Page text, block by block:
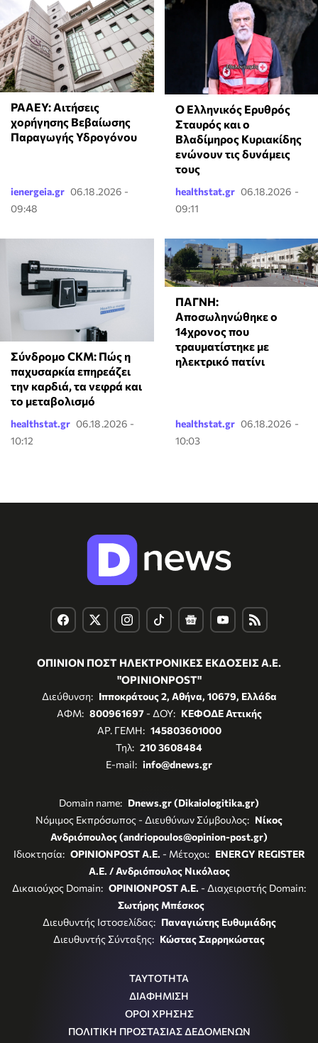
ΡΑΑΕΥ: Αιτήσεις
χορήγησης Βεβαίωσης
Παραγωγής Υδρογόνου
ienergeia.gr 06.18.2026 -
09:48
Ο Ελληνικός Ερυθρός
Σταυρός και ο
Βλαδίμηρος Κυριακίδης
ενώνουν τις δυνάμεις
τους
healthstat.gr 06.18.2026 -
09:11
Σύνδρομο CKM: Πώς η
παχυσαρκία επηρεάζει
την καρδιά, τα νεφρά και
το μεταβολισμό
healthstat.gr 06.18.2026 -
10:12
ΠΑΓΝΗ:
Αποσωληνώθηκε ο
14χρονος που
τραυματίστηκε με
ηλεκτρικό πατίνι
healthstat.gr 06.18.2026 -
10:03
ΟΠΙΝΙΟΝ ΠΟΣΤ ΗΛΕΚΤΡΟΝΙΚΕΣ ΕΚΔΟΣΕΙΣ Α.Ε.
"OPINIONPOST"
Διεύθυνση: Ιπποκράτους 2, Αθήνα, 10679, Ελλάδα
ΑΦΜ: 800961697- ΔΟΥ: ΚΕΦΟΔΕ Αττικής
ΑΡ. ΓΕΜΗ: 145803601000
Τηλ: 210 3608484
E-mail: info@dnews.gr
Domain name: Dnews.gr (Dikaiologitika.gr)
Νόμιμος Εκπρόσωπος - Διευθύνων Σύμβουλος: Νίκος
Ανδριόπουλος (andriopoulos@opinion-post.gr)
Ιδιοκτησία: OPINIONPOST A.E. - Μέτοχοι: ENERGY REGISTER
Α.Ε. / Ανδριόπουλος Νικόλαος
Δικαιούχος Domain: OPINIONPOST A.E. - Διαχειριστής Domain:
Σωτήρης Μπέσκος
Διευθυντής Ιστοσελίδας: Παναγιώτης Ευθυμιάδης
Διευθυντής Σύνταξης: Κώστας Σαρρηκώστας
ΤΑΥΤΟΤΗΤΑ
ΔΙΑΦΗΜΙΣΗ
ΟΡΟΙ ΧΡΗΣΗΣ
ΠΟΛΙΤΙΚΗ ΠΡΟΣΤΑΣΙΑΣ ΔΕΔΟΜΕΝΩΝ